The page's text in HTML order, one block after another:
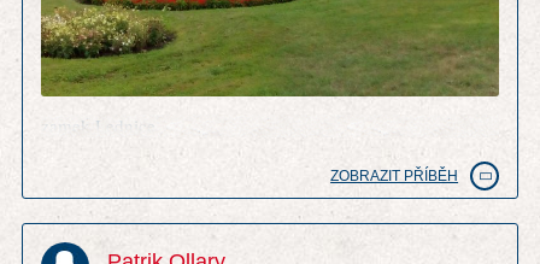
zamek Lednice
ZOBRAZIT PŘÍBĚH